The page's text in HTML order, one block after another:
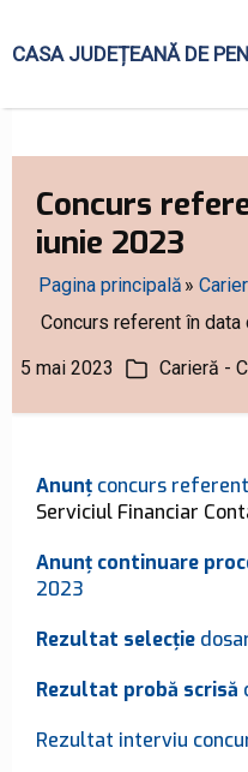
CASA JUDEȚEANĂ DE
Concurs
iunie 2023
Pagina principală
Concurs referent în data
5 mai 2023 Categorii
Carieră -
Anunț concurs
Serviciul Financiar
Anunț continuare
2023
Rezultat selecție
Rezultat probă scrisă
Rezultat interviu